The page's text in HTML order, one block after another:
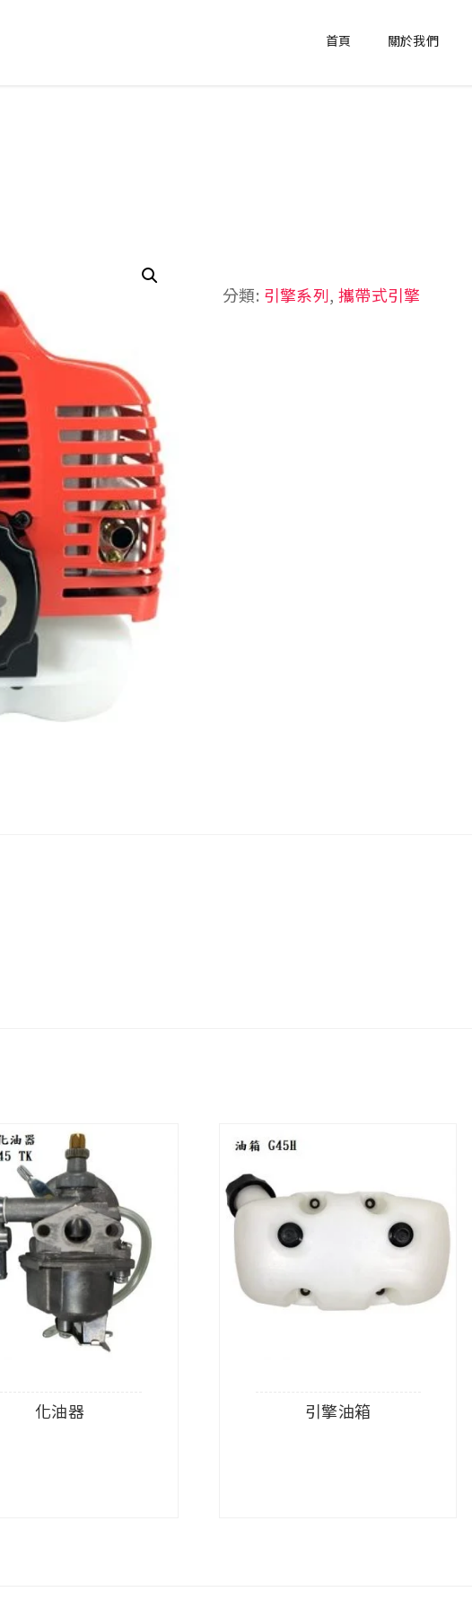
首頁 關於我們
分類: 引擎系列, 攜帶式引擎
化油器 引擎油箱